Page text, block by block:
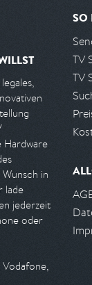
Hardware
in
lade
jederzeit
oder
SO
TV
TV